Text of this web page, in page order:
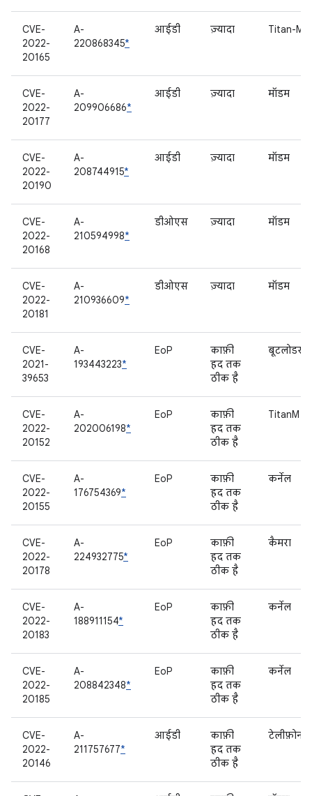
CVE-
2022-
20165
A-
220868345*
आईडी ज़्यादा Titan-M
CVE-
2022-
20177
A-
209906686*
आईडी ज़्यादा मॉडम
CVE-
2022-
20190
A-
208744915*
आईडी ज़्यादा मॉडम
CVE-
2022-
20168
A-
210594998*
डीओएस ज़्यादा मॉडम
CVE-
2022-
20181
A-
210936609*
डीओएस ज़्यादा मॉडम
CVE-
2021-
39653
A-
193443223*
EoP
काफ़ी
हद तक
ठीक है
बूटलोडर
CVE-
2022-
20152
A-
202006198*
EoP
काफ़ी
हद तक
ठीक है
TitanM
CVE-
2022-
20155
A-
176754369*
EoP
काफ़ी
हद तक
ठीक है
कर्नेल
CVE-
2022-
20178
A-
224932775*
EoP
काफ़ी
हद तक
ठीक है
कैमरा
CVE-
2022-
20183
A-
188911154*
EoP
काफ़ी
हद तक
ठीक है
कर्नेल
CVE-
2022-
20185
A-
208842348*
EoP
काफ़ी
हद तक
ठीक है
कर्नेल
CVE-
2022-
20146
A-
211757677*
आईडी
काफ़ी
हद तक
ठीक है
टेलीफ़ोनी